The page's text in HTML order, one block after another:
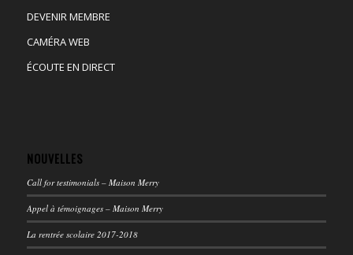
DEVENIR MEMBRE
CAMÉRA WEB
ÉCOUTE EN DIRECT
NOUVELLES
Call for testimonials – Maison Merry
Appel à témoignages – Maison Merry
La rentrée scolaire 2017-2018